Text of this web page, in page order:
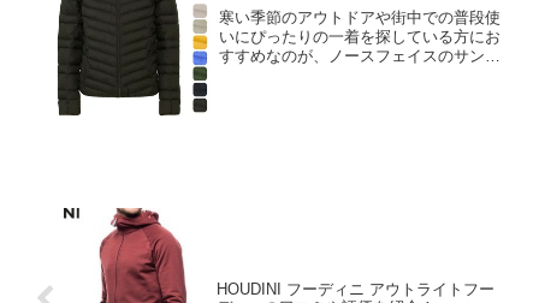
寒い季節のアウトドアや街中での普段使
いにぴったりの一着を探している方にお
すすめなのが、ノースフェイスのサンダ
HOUDINI フーディニ アウトライトフー